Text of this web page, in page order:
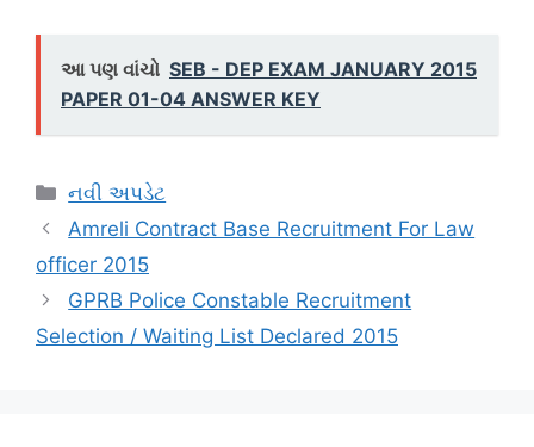
આ પણ વાંચો SEB - DEP EXAM JANUARY 2015
PAPER 01-04 ANSWER KEY
Categories
નવી અપડેટ
Amreli Contract Base Recruitment For Law
officer 2015
GPRB Police Constable Recruitment
Selection / Waiting List Declared 2015